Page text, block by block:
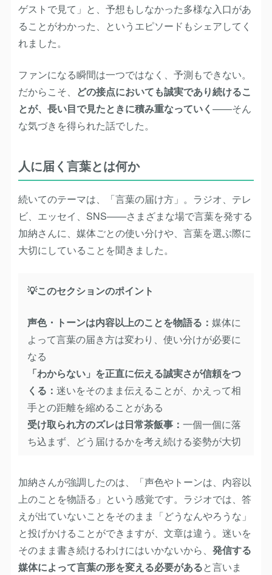
ゲストで見て」と、予想もしなかった多様な入口があ
ることがわかった、というエピソードもシェアしてく
れました。
ファンになる瞬間は一つではなく、予測もできない。
だからこそ、 どの接点においても誠実であり続けるこ
とが、長い目で見たときに積み重なっていく ——そん
な気づきを得られた話でした。
人に届く言葉とは何か
続いてのテーマは、「言葉の届け方」。ラジオ、テレ
ビ、エッセイ、SNS——さまざまな場で言葉を発する
加納さんに、媒体ごとの使い分けや、言葉を選ぶ際に
大切にしていることを聞きました。
💡このセクションのポイント
声色・トーンは内容以上のことを物語る： 媒体に
よって言葉の届き方は変わり、使い分けが必要に
なる
「わからない」を正直に伝える誠実さが信頼をつ
くる： 迷いをそのまま伝えることが、かえって相
手との距離を縮めることがある
受け取られ方のズレは日常茶飯事： 一個一個に落
ち込まず、どう届けるかを考え続ける姿勢が大切
加納さんが強調したのは、「声色やトーンは、内容以
上のことを物語る」という感覚です。ラジオでは、答
えが出ていないことをそのまま「どうなんやろうな」
と投げかけることができますが、文章は違う。迷いを
そのまま書き続けるわけにはいかないから、 発信する
媒体によって言葉の形を変える必要があると言いま